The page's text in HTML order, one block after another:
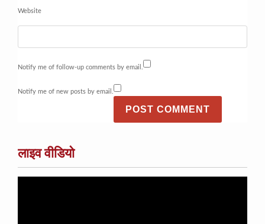
Website
Notify me of follow-up comments by email.
Notify me of new posts by email.
लाइव वीडियो